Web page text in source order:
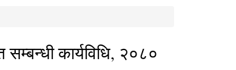
सम्बन्धी कार्यविधि, २०८०